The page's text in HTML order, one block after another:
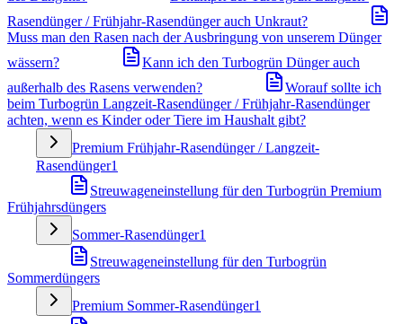
Rasendünger / Frühjahr-Rasendünger auch Unkraut?
Muss man den Rasen nach der Ausbringung von unserem Dünger
wässern?
Kann ich den Turbogrün Dünger auch
außerhalb des Rasens verwenden?
Worauf sollte ich
beim Turbogrün Langzeit-Rasendünger / Frühjahr-Rasendünger
achten, wenn es Kinder oder Tiere im Haushalt gibt?
Premium Frühjahr-Rasendünger / Langzeit-
Rasendünger1
Streuwageneinstellung für den Turbogrün Premium
Frühjahrsdüngers
Sommer-Rasendünger1
Streuwageneinstellung für den Turbogrün
Sommerdüngers
Premium Sommer-Rasendünger1